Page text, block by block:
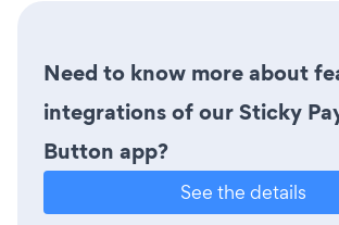
Need to know more about
integrations of our Sticky
Button app?
See the details